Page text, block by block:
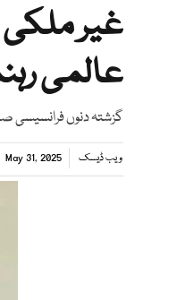
غیر ملکی
عالمی
گزشتہ دنوں فرانسیسی
ویب ڈیسک May 31, 2025